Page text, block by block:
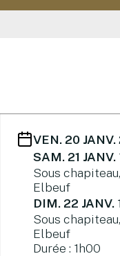
VEN. 20 JANV.
SAM. 21 JANV.
Sous
Elbeuf
DIM. 22 JANV.
Sous
Elbeuf
Durée : 1h00